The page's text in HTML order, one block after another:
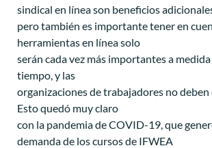
sindical en línea son beneficios
pero también es importante tener en
herramientas en línea solo
serán cada vez más importantes a medida
tiempo, y las
organizaciones de trabajadores no deben
Esto quedó muy claro
con la pandemia de COVID-19, que
demanda de los cursos de IFWEA